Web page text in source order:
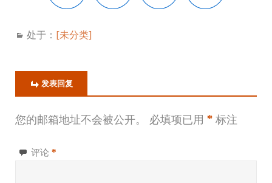
处于： [未分类]
发表回复
您的邮箱地址不会被公开。 必填项已用 * 标注
评论 *